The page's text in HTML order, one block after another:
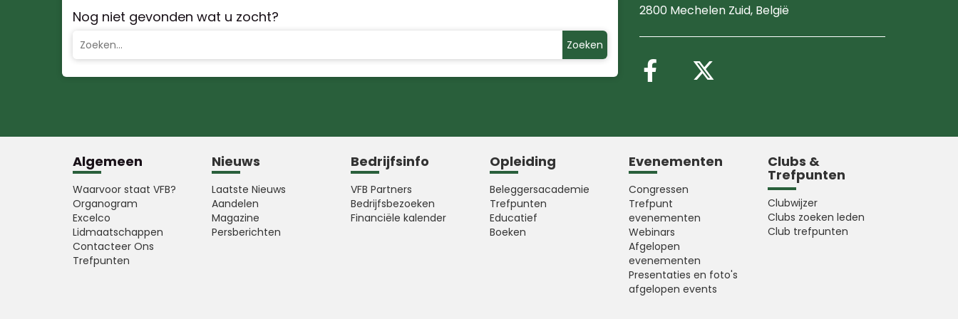
Nog niet gevonden wat u zocht?
Zoeken
2800 Mechelen Zuid, België
Volg ons op Facebook
Algemeen
Waarvoor staat VFB?
Organogram
Excelco
Lidmaatschappen
Contacteer Ons
Trefpunten
Nieuws
Laatste Nieuws
Aandelen
Magazine
Persberichten
Bedrijfsinfo
VFB Partners
Bedrijfsbezoeken
Financiële kalender
Opleiding
Beleggersacademie
Trefpunten
Educatief
Boeken
Evenementen
Congressen
Trefpunt
evenementen
Webinars
Afgelopen
evenementen
Presentaties en foto's
afgelopen events
Clubs &
Trefpunten
Clubwijzer
Clubs zoeken leden
Club trefpunten